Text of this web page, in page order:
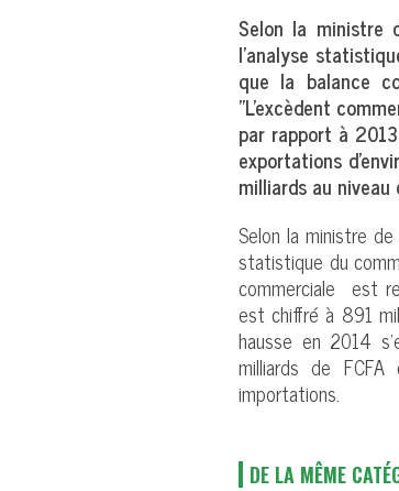
Selon la ministre
l’analyse
que la balance
"L’excèdent
par rapport à
exportations
milliards au
Selon la ministre
statistique du
commerciale est
est chiffré à 891
hausse en 2014
milliards de
importations.
DE LA MÊME